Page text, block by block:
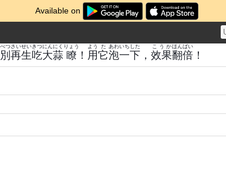
Available on
別
べつ
再生
さいせい
吃
きつ
大蒜
にんにく
瞭
りょう
！ 用
よう
它
た
泡
あわ
一
いち
下
した
， 效果
こうか
翻
ほん
倍
ばい
！